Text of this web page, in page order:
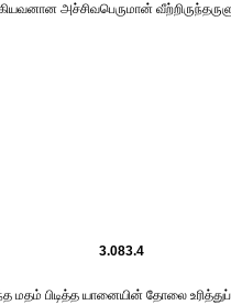
அச்சிவபெருமான்
3.083.4
மதம் பிடித்த யானையின் தோலை உரித்துப்